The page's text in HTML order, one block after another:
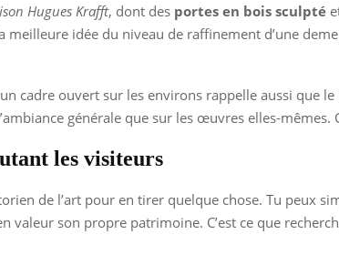
Hugues Krafft, dont des portes en bois sculpté
idée du niveau de raffinement d’une
cadre ouvert sur les environs rappelle aussi que
générale que sur les œuvres elles-mêmes.
les visiteurs
de l’art pour en tirer quelque chose. Tu
valeur son propre patrimoine. C’est ce que